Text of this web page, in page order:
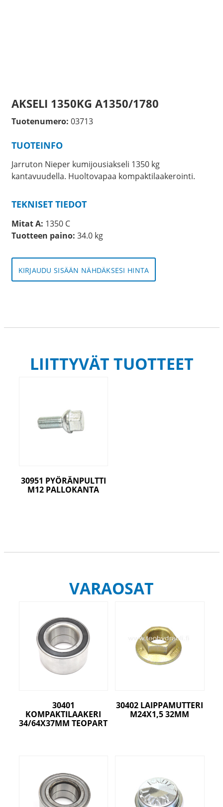
AKSELI 1350KG A1350/1780
Tuotenumero: 03713
TUOTEINFO
Jarruton Nieper kumijousiakseli 1350 kg
kantavuudella. Huoltovapaa kompaktilaakerointi.
TEKNISET TIEDOT
Mitat A: 1350 C
Tuotteen paino: 34.0 kg
KIRJAUDU SISÄÄN NÄHDÄKSESI HINTA
LIITTYVÄT TUOTTEET
30951 PYÖRÄNPULTTI
M12 PALLOKANTA
VARAOSAT
30401
KOMPAKTILAAKERI
34/64X37MM TEOPART
30402 LAIPPAMUTTERI
M24X1,5 32MM